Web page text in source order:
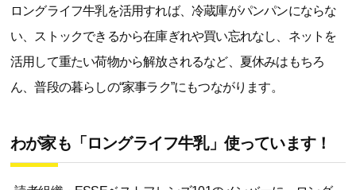
ロングライフ牛乳を活用すれば、冷蔵庫がパンパンにならな
い、ストックできるから在庫ぎれや買い忘れなし、ネットを
活用して重たい荷物から解放されるなど、夏休みはもちろ
ん、普段の暮らしの“家事ラク”にもつながります。
わが家も「ロングライフ牛乳」使っています！